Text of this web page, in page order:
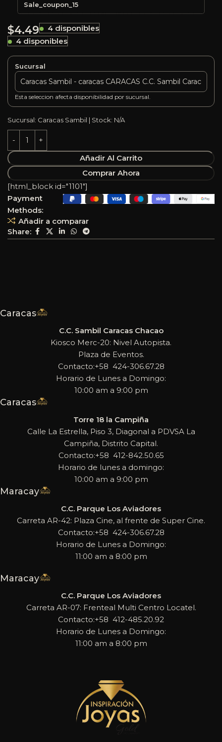
Sale_coupon_15
$4.49
4 disponibles
4 disponibles
Sucursal
Esta seleccion afecta disponibilidad por sucursal.
Sucursal: Caracas Sambil | Stock: N/A
Añadir Al Carrito
Comprar Ahora
Añadir a comparar
Share:
[html_block id="1101"]
Payment
Methods:
Caracas
C.C. Sambil Caracas Chacao
Kiosco Merc-20: Nivel Autopista.
Plaza de Eventos.
Contacto:+58 424-306.67.28
Horario de Lunes a Domingo:
10:00 am a 9:00 pm
Caracas
Torre 18 la Campiña
Calle La Estrella, Piso 3, Diagonal a PDVSA La
Campiña, Distrito Capital.
Contacto:+58 412-842.50.65
Horario de lunes a domingo:
10:00 am a 9:00 pm
Maracay
C.C. Parque Los Aviadores
Carreta AR-42: Plaza Cine, al frente de Super Cine.
Contacto:+58 424-306.67.28
Horario de Lunes a Domingo:
11:00 am a 8:00 pm
Maracay
C.C. Parque Los Aviadores
Carreta AR-07: Frenteal Multi Centro Locatel.
Contacto:+58 412-485.20.92
Horario de Lunes a Domingo:
11:00 am a 8:00 pm